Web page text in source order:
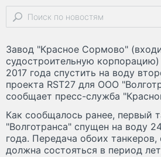
Завод "Красное Сормово"
судостроительную
2017 года спустить на воду
проекта RST27 для ООО
сообщает пресс-служба
Как сообщалось ранее, первый
"Волготранса" спущен на воду
года. Передача обоих танкеров,
должна состояться в период